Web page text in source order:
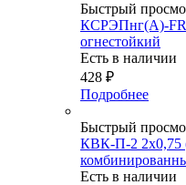
Быстрый
КСРЭПнг(А)-
огнестойкий
Есть в наличии
428 ₽
Подробнее
Быстрый
КВК-П-2 2х0,75
Есть в наличии